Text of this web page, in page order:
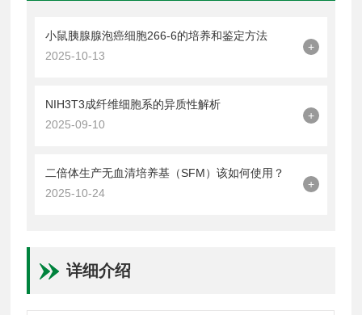
小鼠胰腺腺泡癌细胞266-6的培养和鉴定方法
2025-10-13
+
NIH3T3成纤维细胞系的异质性解析
2025-09-10
+
二倍体生产无血清培养基（SFM）该如何使用？
2025-10-24
+
详细介绍